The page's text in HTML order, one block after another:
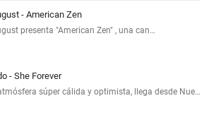
- American Zen
presenta "American Zen" , una can…
- She Forever
súper cálida y optimista, llega desde Nue…